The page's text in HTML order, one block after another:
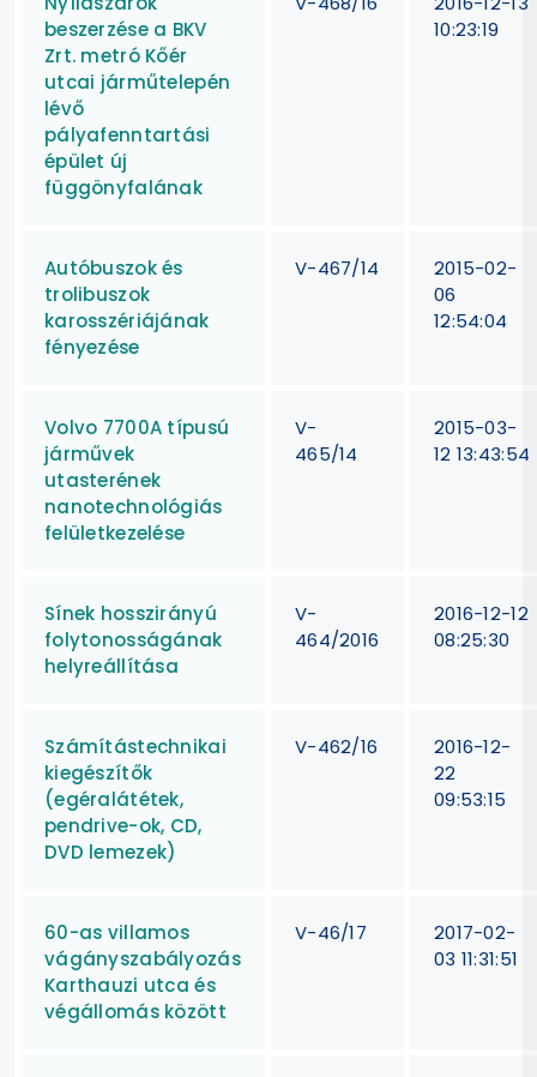
beszerzése a BKV
Zrt. metró Kőér
utcai járműtelepén
lévő
pályafenntartási
épület új
függönyfalának
10:23:19
Autóbuszok és
trolibuszok
karosszériájának
fényezése
V-467/14
2015-02-
06
12:54:04
Volvo 7700A típusú
járművek
utasterének
nanotechnológiás
felületkezelése
V-
465/14
2015-03-
12 13:43:54
Sínek hosszirányú
folytonosságának
helyreállítása
V-
464/2016
2016-12-12
08:25:30
Számítástechnikai
kiegészítők
(egéralátétek,
pendrive-ok, CD,
DVD lemezek)
V-462/16
2016-12-
22
09:53:15
60-as villamos
vágányszabályozás
Karthauzi utca és
végállomás között
V-46/17
2017-02-
03 11:31:51